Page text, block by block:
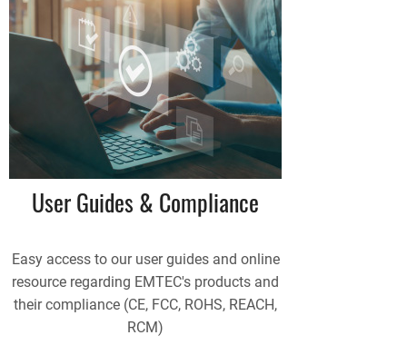
User Guides & Compliance
Easy access to our user guides and online
resource regarding EMTEC's products and
their compliance (CE, FCC, ROHS, REACH,
RCM)